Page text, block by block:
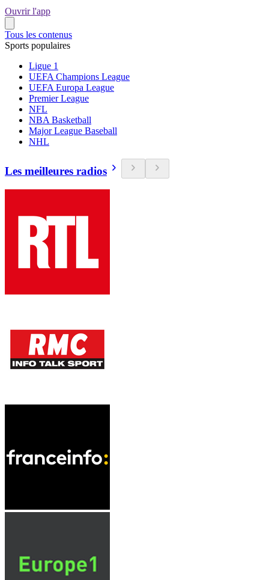
Ouvrir l'app
Tous les contenus
Sports populaires
Ligue 1
UEFA Champions League
UEFA Europa League
Premier League
NFL
NBA Basketball
Major League Baseball
NHL
Les meilleures radios